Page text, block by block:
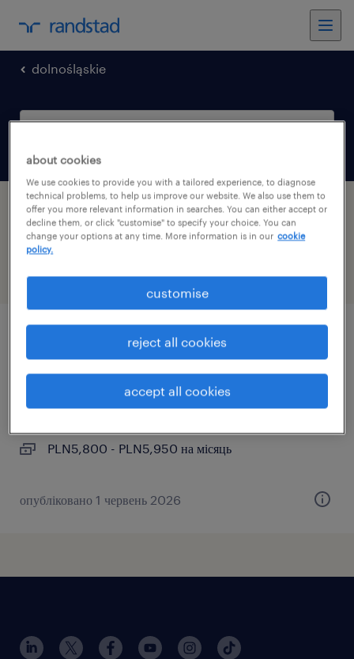
dolnośląskie
Для вас знайдено вакансії 1 виробництво y
Jelcz-Laskowice, Dolnośląskie
фильтр 2
працівник виробництва/працівниця
виробництва
jelcz-laskowice, dolnośląskie
PLN5,800 - PLN5,950 на місяць
опубліковано 1 червень 2026
about cookies
We use cookies to provide you with a tailored experience, to diagnose
technical problems, to help us improve our website. We also use them to
offer you more relevant information in searches. You can either accept or
decline them, or click "customise" to specify your choice. You can
change your options at any time. More information is in our cookie
policy.
accept all cookies
reject all cookies
customise